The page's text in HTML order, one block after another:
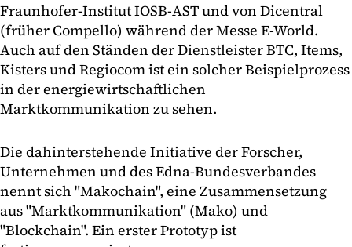
Fraunhofer-Institut IOSB-AST und von Dicentral
(früher Compello) während der Messe E-World.
Auch auf den Ständen der Dienstleister BTC, Items,
Kisters und Regiocom ist ein solcher Beispielprozess
in der energiewirtschaftlichen
Marktkommunikation zu sehen.
Die dahinterstehende Initiative der Forscher,
Unternehmen und des Edna-Bundesverbandes
nennt sich "Makochain", eine Zusammensetzung
aus "Marktkommunikation" (Mako) und
"Blockchain". Ein erster Prototyp ist